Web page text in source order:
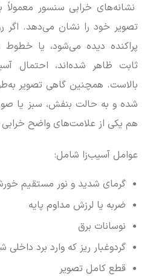
نشانه‌های خرابی سنسور معمولاً
تصویر خود را نشان می‌دهد. اگر
پراکنده دیده می‌شود، یا
ثابت ظاهر شده‌اند، احتمال
بالاست. همچنین گاهی تصویر
شده و به حالت بنفش، سبز یا
هم یکی از علامت‌های واضح
عوامل آسیب‌زا شامل:
گرمای شدید و نور مستقیم
ضربه یا لرزش مداوم پایه
نوسانات برق
گردوغبار ریز که وارد برد
قطع کامل تصویر